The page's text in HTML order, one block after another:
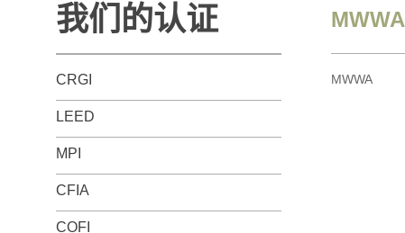
MWWA
MWWA
我们的认证
CRGI
LEED
MPI
CFIA
COFI